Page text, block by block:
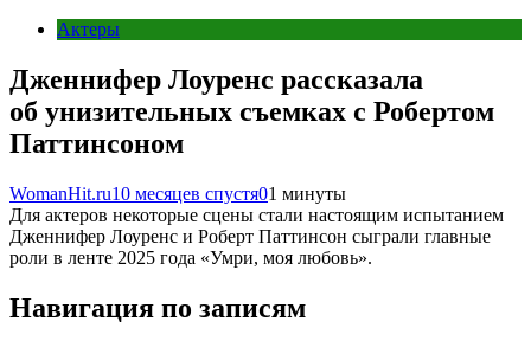
Актеры
Дженнифер Лоуренс рассказала
об унизительных съемках с Робертом
Паттинсоном
WomanHit.ru10 месяцев спустя01 минуты
Для актеров некоторые сцены стали настоящим испытанием
Дженнифер Лоуренс и Роберт Паттинсон сыграли главные
роли в ленте 2025 года «Умри, моя любовь».
Навигация по записям